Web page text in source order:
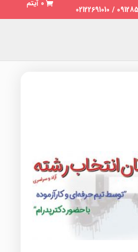
0 آیتم